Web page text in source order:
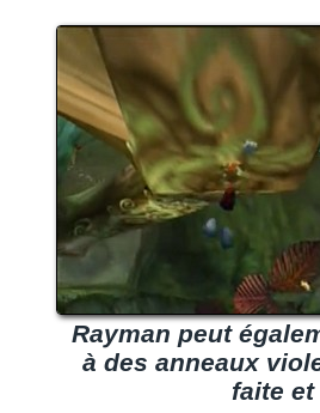
Rayman peut
à des anneaux
faite